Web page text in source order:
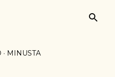
MINUSTA